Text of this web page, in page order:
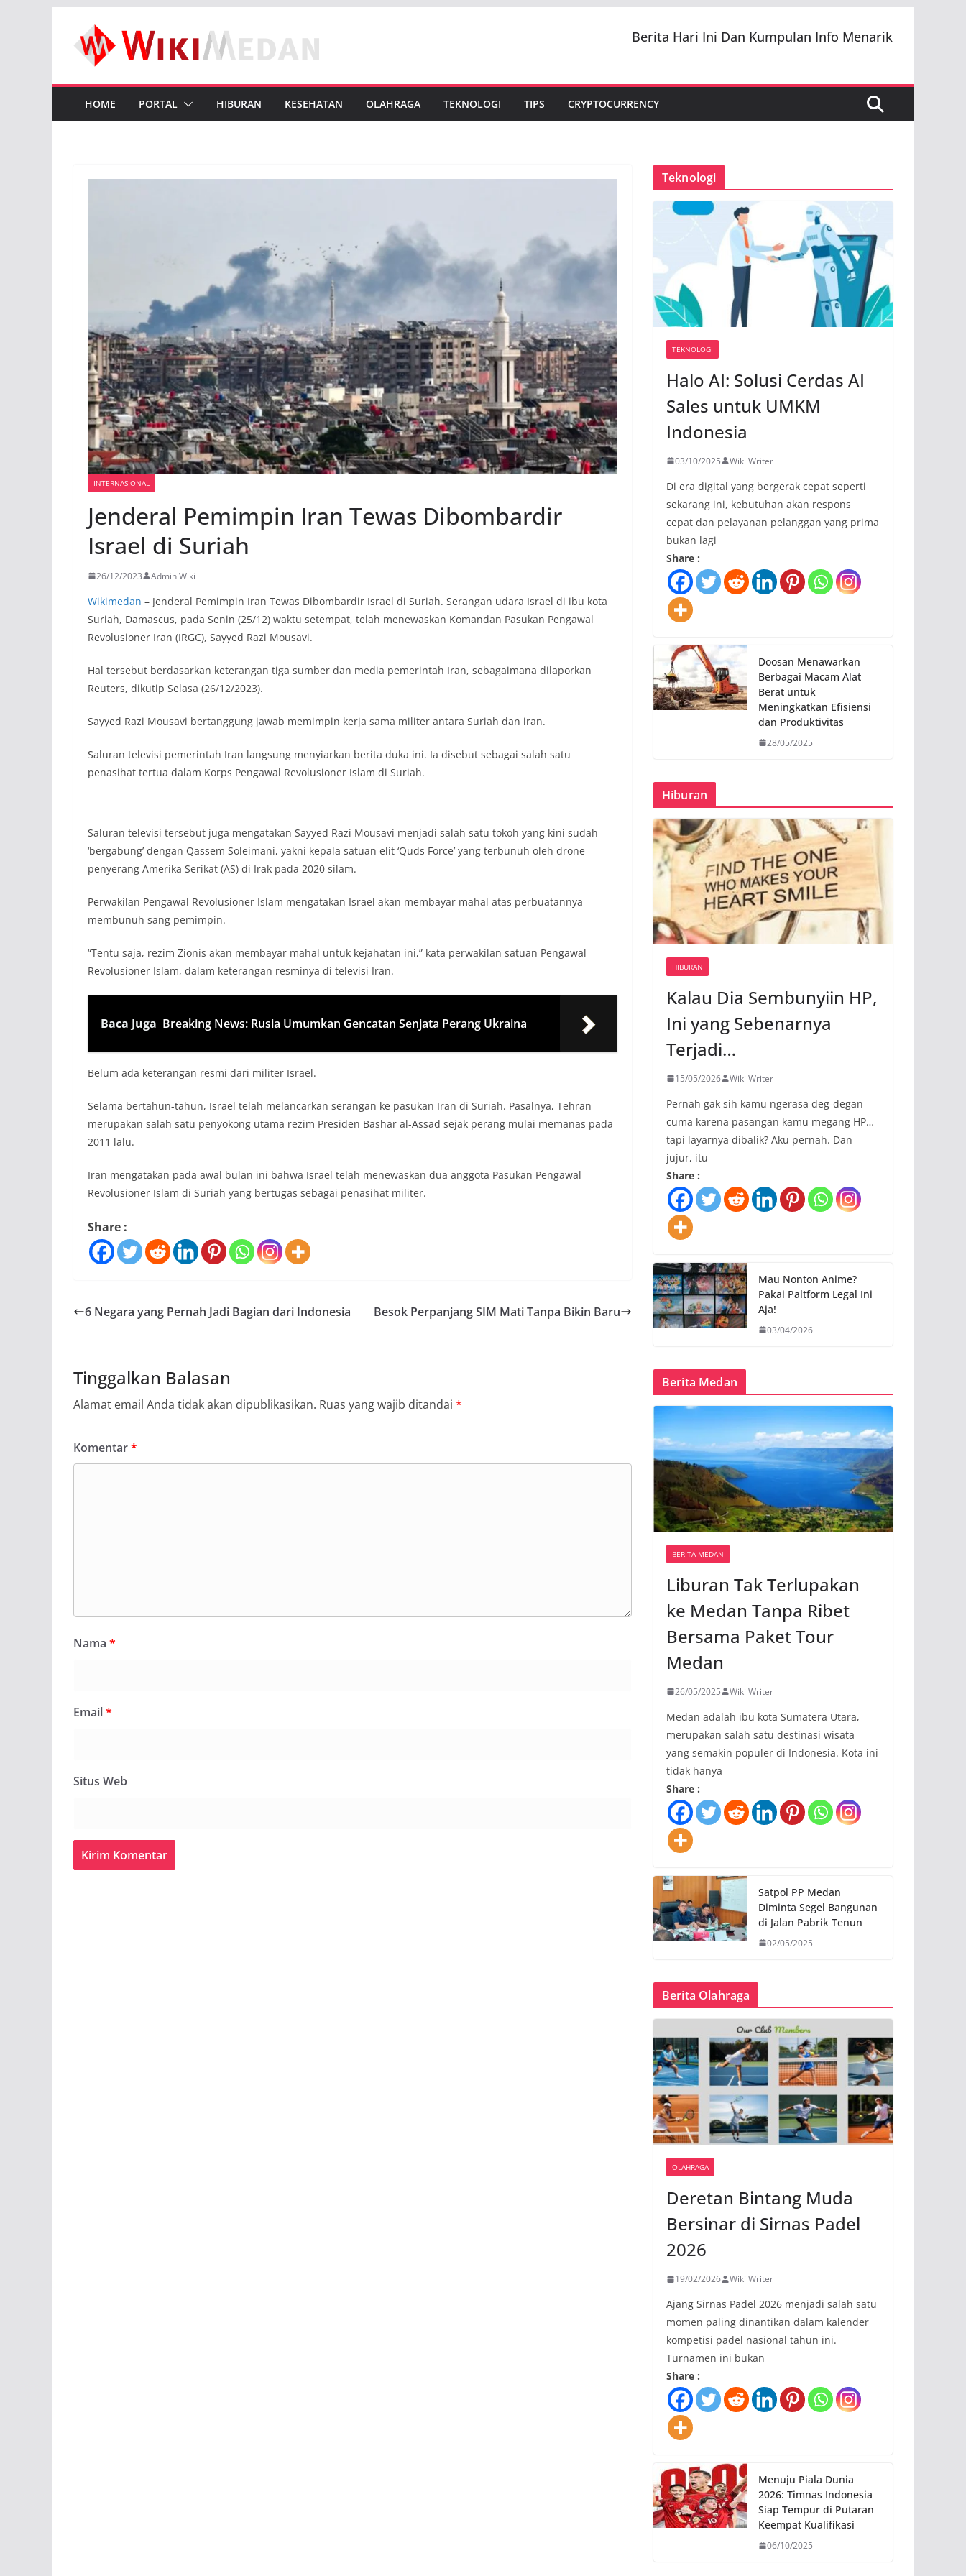
content
Berita Hari Ini Dan Kumpulan Info Menarik
HOME PORTAL HIBURAN KESEHATAN OLAHRAGA TEKNOLOGI TIPS CRYPTOCURRENCY
INTERNASIONAL
Jenderal Pemimpin Iran Tewas Dibombardir
Israel di Suriah
26/12/2023 Admin Wiki
Wikimedan – Jenderal Pemimpin Iran Tewas Dibombardir Israel di Suriah. Serangan udara Israel di ibu kota
Suriah, Damascus, pada Senin (25/12) waktu setempat, telah menewaskan Komandan Pasukan Pengawal
Revolusioner Iran (IRGC), Sayyed Razi Mousavi.
Hal tersebut berdasarkan keterangan tiga sumber dan media pemerintah Iran, sebagaimana dilaporkan
Reuters, dikutip Selasa (26/12/2023).
Sayyed Razi Mousavi bertanggung jawab memimpin kerja sama militer antara Suriah dan iran.
Saluran televisi pemerintah Iran langsung menyiarkan berita duka ini. Ia disebut sebagai salah satu
penasihat tertua dalam Korps Pengawal Revolusioner Islam di Suriah.
Saluran televisi tersebut juga mengatakan Sayyed Razi Mousavi menjadi salah satu tokoh yang kini sudah
‘bergabung’ dengan Qassem Soleimani, yakni kepala satuan elit ‘Quds Force’ yang terbunuh oleh drone
penyerang Amerika Serikat (AS) di Irak pada 2020 silam.
Perwakilan Pengawal Revolusioner Islam mengatakan Israel akan membayar mahal atas perbuatannya
membunuh sang pemimpin.
“Tentu saja, rezim Zionis akan membayar mahal untuk kejahatan ini,” kata perwakilan satuan Pengawal
Revolusioner Islam, dalam keterangan resminya di televisi Iran.
Baca Juga Breaking News: Rusia Umumkan Gencatan Senjata Perang Ukraina
Belum ada keterangan resmi dari militer Israel.
Selama bertahun-tahun, Israel telah melancarkan serangan ke pasukan Iran di Suriah. Pasalnya, Tehran
merupakan salah satu penyokong utama rezim Presiden Bashar al-Assad sejak perang mulai memanas pada
2011 lalu.
Iran mengatakan pada awal bulan ini bahwa Israel telah menewaskan dua anggota Pasukan Pengawal
Revolusioner Islam di Suriah yang bertugas sebagai penasihat militer.
Share :
6 Negara yang Pernah Jadi Bagian dari Indonesia Besok Perpanjang SIM Mati Tanpa Bikin Baru
Tinggalkan Balasan
Alamat email Anda tidak akan dipublikasikan. Ruas yang wajib ditandai *
Komentar*
Nama *
Email*
Situs Web
Teknologi
TEKNOLOGI
Halo AI: Solusi Cerdas AI
Sales untuk UMKM
Indonesia
03/10/2025 Wiki Writer
Di era digital yang bergerak cepat seperti
sekarang ini, kebutuhan akan respons
cepat dan pelayanan pelanggan yang prima
bukan lagi
Share :
Doosan Menawarkan
Berbagai Macam Alat
Berat untuk
Meningkatkan Efisiensi
dan Produktivitas
28/05/2025
Hiburan
HIBURAN
Kalau Dia Sembunyiin HP,
Ini yang Sebenarnya
Terjadi…
15/05/2026 Wiki Writer
Pernah gak sih kamu ngerasa deg-degan
cuma karena pasangan kamu megang HP…
tapi layarnya dibalik? Aku pernah. Dan
jujur, itu
Share :
Mau Nonton Anime?
Pakai Paltform Legal Ini
Aja!
03/04/2026
Berita Medan
BERITA MEDAN
Liburan Tak Terlupakan
ke Medan Tanpa Ribet
Bersama Paket Tour
Medan
26/05/2025 Wiki Writer
Medan adalah ibu kota Sumatera Utara,
merupakan salah satu destinasi wisata
yang semakin populer di Indonesia. Kota ini
tidak hanya
Share :
Satpol PP Medan
Diminta Segel Bangunan
di Jalan Pabrik Tenun
02/05/2025
Berita Olahraga
OLAHRAGA
Deretan Bintang Muda
Bersinar di Sirnas Padel
2026
19/02/2026 Wiki Writer
Ajang Sirnas Padel 2026 menjadi salah satu
momen paling dinantikan dalam kalender
kompetisi padel nasional tahun ini.
Turnamen ini bukan
Share :
Menuju Piala Dunia
2026: Timnas Indonesia
Siap Tempur di Putaran
Keempat Kualifikasi
06/10/2025